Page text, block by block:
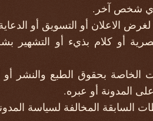
أي شخص آخر.
الاعلان أو التسويق أو
أو كلام بذيء أو
الخاصة بحقوق الطبع والنشر
المدونة أو عبره.
السابقة المخالفة لسياسة